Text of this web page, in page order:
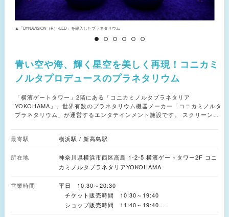
▲「DYNAVISION（R）-LED」を導入したプラネタリウム
青い空や海、輝く星空を美しく再現！コニカミ
ノルタプロデュースのプラネタリウム
「横濱ゲートタワー」2階にある「コニカミノルタプラネタリア
YOKOHAMA」。世界有数のプラネタリウム機器メーカー「コニカミノルタ
プラネタリウム」が運営するエンタテインメント施設です。 スクリーンに
真っ赤な夕焼け、キラキラと輝く星空などを美しく再現しています。 より
ート「プラネットシート」がオススメ。シートに身を預ければ、宇宙空間に
体が浮かんでいるような感覚を味わえると評判です。 館内にあるカフェ
メージしたカクテル・ノンアルコールカクテルなどを販売。ここで購入した
商品はプラネタリウム内にも持ち込めるので、星空の下でのカフェタイムを
最寄駅 横浜駅 / 新高島駅
所在地
神奈川県横浜市西区高島 1-2-5 横濱ゲートタワー2F コニ
カミノルタプラネタリアYOKOHAMA
営業時間
平日 10:30～20:30
チケット販売時間 10:30～19:40​
ショップ販売時間 11:40～19:40​